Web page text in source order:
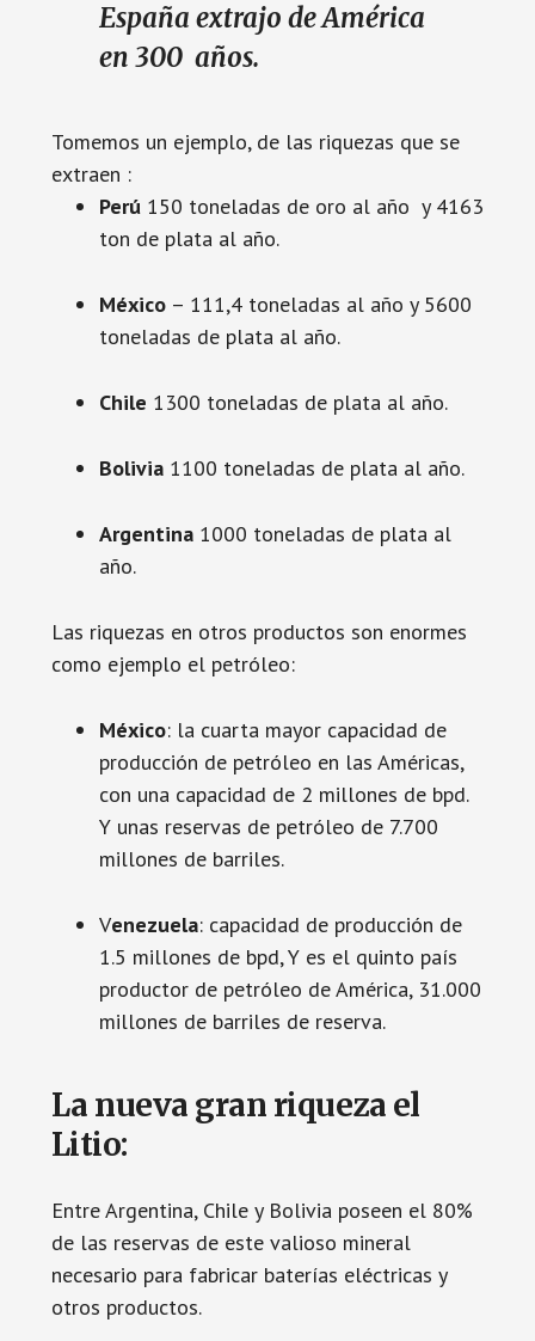
España extrajo de América
en 300 años.
Tomemos un ejemplo, de las riquezas que se
extraen :
Perú150 toneladas de oro al año y 4163
ton de plata al año.
México– 111,4 toneladas al año y 5600
toneladas de plata al año.
Chile 1300 toneladas de plata al año.
Bolivia1100 toneladas de plata al año.
Argentina1000 toneladas de plata al
año.
Las riquezas en otros productos son enormes
como ejemplo el petróleo:
México: la cuarta mayor capacidad de
producción de petróleo en las Américas,
con una capacidad de 2 millones de bpd.
Y unas reservas de petróleo de 7.700
millones de barriles.
Venezuela: capacidad de producción de
1.5 millones de bpd, Y es el quinto país
productor de petróleo de América, 31.000
millones de barriles de reserva.
La nueva gran riqueza el
Litio:
Entre Argentina, Chile y Bolivia poseen el 80%
de las reservas de este valioso mineral
necesario para fabricar baterías eléctricas y
otros productos.